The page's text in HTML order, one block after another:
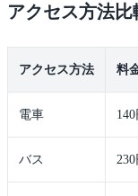
アクセス方法比
アクセス方法 料
電車 140
バス 230